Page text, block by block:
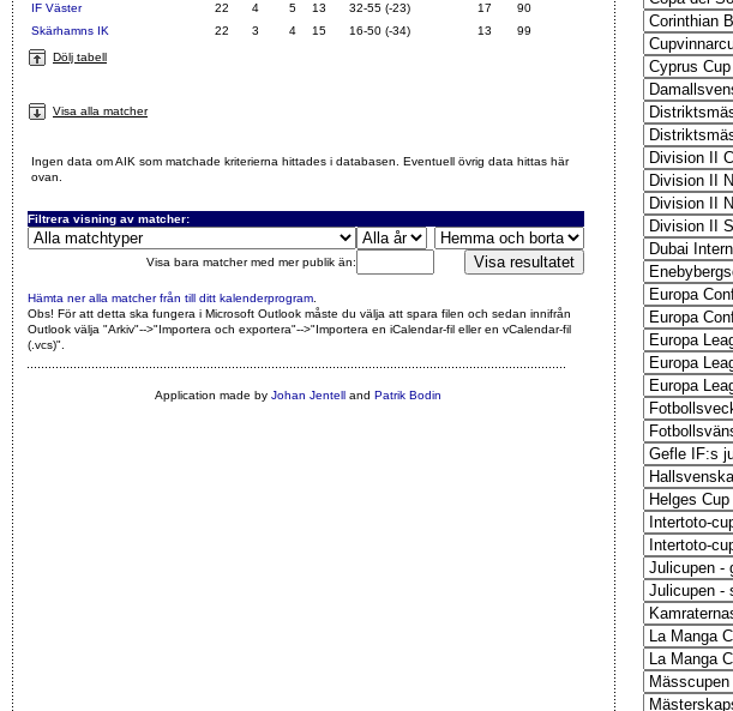
IF Väster
22 4 5 13 32-55 (-23) 17
90
Skärhamns IK
22 3 4 15 16-50 (-34) 13
99
Dölj tabell
Visa alla matcher
Ingen data om AIK som matchade kriterierna hittades i databasen. Eventuell övrig data hittas här
ovan.
Filtrera visning av matcher:
Visa bara matcher med mer publik än:
Hämta ner alla matcher från till ditt kalenderprogram
Obs! För att detta ska fungera i Microsoft Outlook måste du välja att spara filen och sedan innifrån
Outlook välja "Arkiv"-->"Importera och exportera"-->"Importera en iCalendar-fil eller en vCalendar-fil
(.vcs)"
Application made by Johan Jentelland Patrik Bodin